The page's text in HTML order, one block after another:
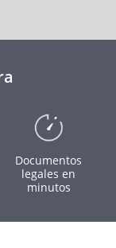
Documentos
legales en
minutos